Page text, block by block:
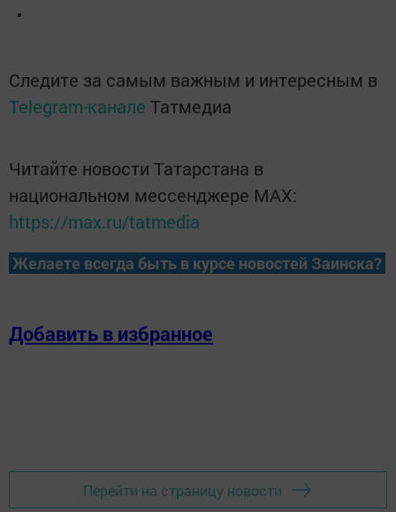
Следите за самым важным и интересным в
Telegram-канале Татмедиа
Читайте новости Татарстана в
национальном мессенджере MАХ:
https://max.ru/tatmedia
Желаете всегда быть в курсе новостей Заинска?
Добавить в избранное
Перейти на страницу новости